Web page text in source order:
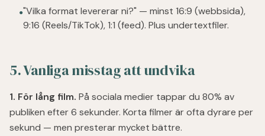
●"Vilka format levererar ni?" — minst 16:9 (webbsida),
9:16 (Reels/TikTok), 1:1 (feed). Plus undertextfiler.
5. Vanliga misstag att undvika
1. För lång film. På sociala medier tappar du 80% av
publiken efter 6 sekunder. Korta filmer är ofta dyrare per
sekund — men presterar mycket bättre.